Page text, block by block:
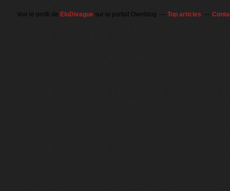
Voir le profil de EloDivague sur le portail Overblog Top articles